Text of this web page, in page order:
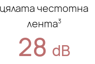
цялата честотна
лента3
28 dB